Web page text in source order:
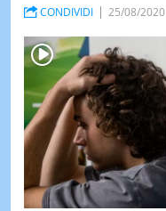
CONDIVIDI 25/08/2020